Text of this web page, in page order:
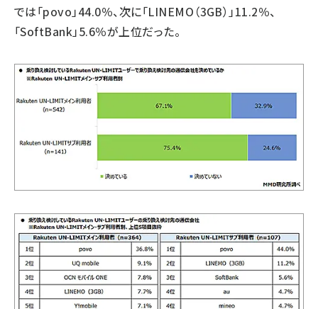
では「povo」44.0％、次に「LINEMO（3GB）」11.2％、
「SoftBank」5.6％が上位だった。